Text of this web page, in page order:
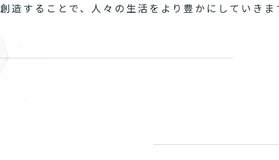
創造することで、人々の生活をより豊かにしていきま